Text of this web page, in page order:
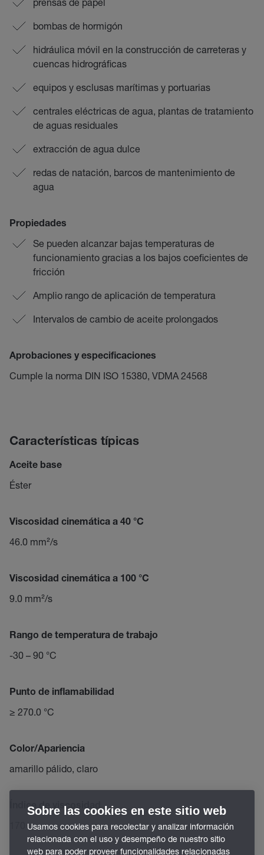
bombas de hormigón
hidráulica móvil en la construcción de carreteras y
cuencas hidrográficas
equipos y esclusas marítimas y portuarias
centrales eléctricas de agua, plantas de tratamiento
de aguas residuales
extracción de agua dulce
redas de natación, barcos de mantenimiento de
agua
Propiedades
Se pueden alcanzar bajas temperaturas de
funcionamiento gracias a los bajos coeficientes de
fricción
Amplio rango de aplicación de temperatura
Intervalos de cambio de aceite prolongados
Aprobaciones y especificaciones
Cumple la norma DIN ISO 15380, VDMA 24568
Características típicas
Aceite base
Éster
Viscosidad cinemática a 40 °C
46.0 mm²/s
Viscosidad cinemática a 100 °C
9.0 mm²/s
Rango de temperatura de trabajo
-30 – 90 °C
Punto de inflamabilidad
≥ 270.0 °C
Color/Apariencia
amarillo pálido, claro
Índice de viscosidad
Sobre las cookies en este sitio web
Usamos cookies para recolectar y analizar información
relacionada con el uso y desempeño de nuestro sitio
web para poder proveer funcionalidades relacionadas